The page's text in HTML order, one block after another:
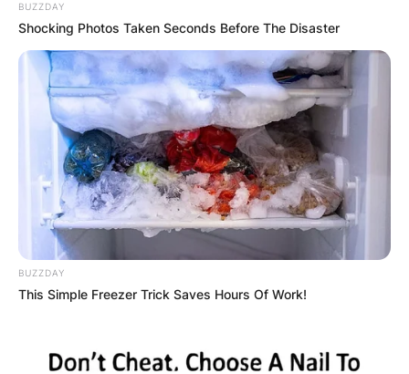
Апартмани Вили
Локали Хотели
BUZZDAY
Shocking Photos Taken Seconds Before The Disaster
BUZZDAY
This Simple Freezer Trick Saves Hours Of Work!